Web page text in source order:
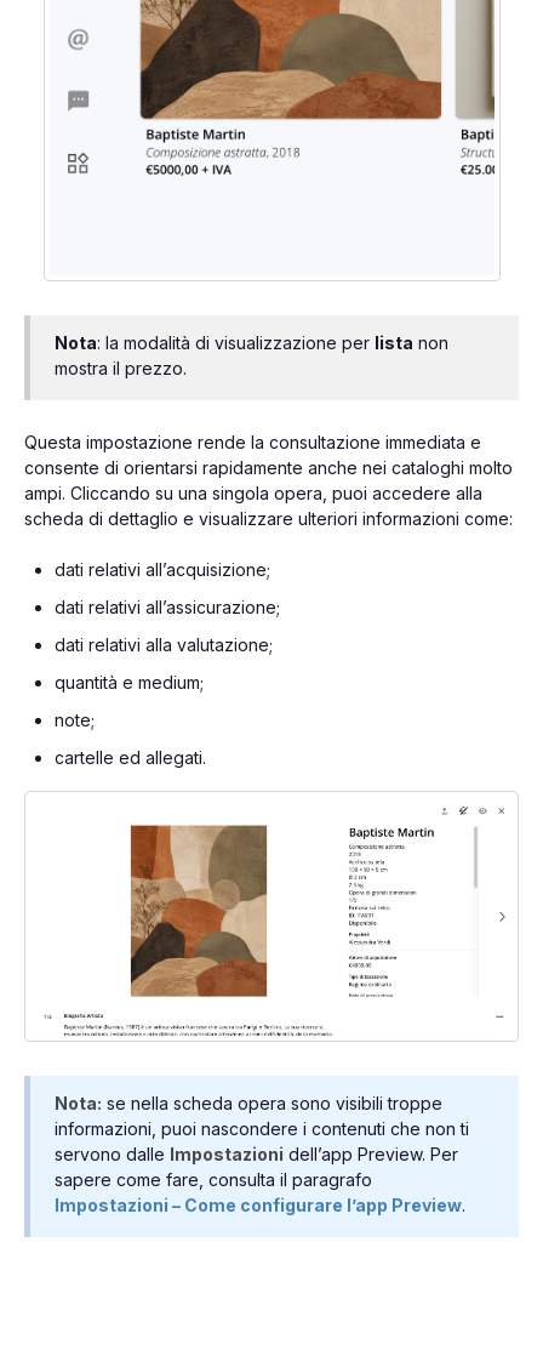
Nota: la modalità di visualizzazione per lista non
mostra il prezzo.
Questa impostazione rende la consultazione immediata e
consente di orientarsi rapidamente anche nei cataloghi molto
ampi. Cliccando su una singola opera, puoi accedere alla
scheda di dettaglio e visualizzare ulteriori informazioni come:
dati relativi all’acquisizione;
dati relativi all’assicurazione;
dati relativi alla valutazione;
quantità e medium;
note;
cartelle ed allegati.
Nota: se nella scheda opera sono visibili troppe
informazioni, puoi nascondere i contenuti che non ti
servono dalle Impostazioni dell’app Preview. Per
sapere come fare, consulta il paragrafo
Impostazioni – Come configurare l’app Preview.